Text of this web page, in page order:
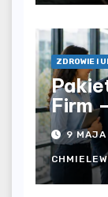
ZDROWIE I
Firm
9